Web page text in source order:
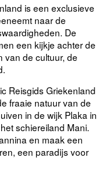
is een exclusieve
naar de
De
een kijkje achter de
van de cultuur, de
Reisgids Griekenland
fraaie natuur van de
in de wijk Plaka in
schiereiland Mani.
en maak een
een paradijs voor